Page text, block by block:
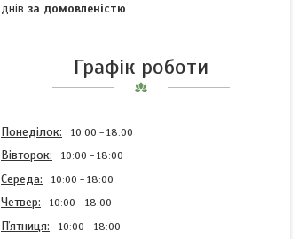
днів за домовленістю
Графік роботи
Понеділок 10:00 18:00
Вівторок 10:00 18:00
Середа 10:00 18:00
Четвер 10:00 18:00
Пʼятниця 10:00 18:00